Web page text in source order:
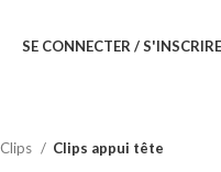
SE CONNECTER /
Clips Clips appui tête